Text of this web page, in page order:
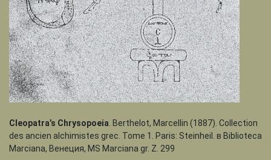
Cleopatra’s Chrysopoeia . Berthelot, Marcellin (1887). Collection
des ancien alchimistes grec. Tome 1. Paris: Steinheil. в Biblioteca
Marciana, Венеция, MS Marciana gr. Z. 299